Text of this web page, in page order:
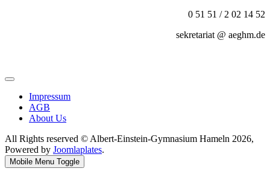
0 51 51 / 2 02 14 52
sekretariat @ aeghm.de
Impressum
AGB
About Us
All Rights reserved © Albert-Einstein-Gymnasium Hameln 2026,
Powered by Joomlaplates.
Mobile Menu Toggle